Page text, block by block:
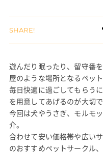
遊んだり眠ったり、留守番
屋のような場所となるペット
毎日快適に過ごしてもらう
を用意してあげるのが大切で
今回は犬やうさぎ、モルモ
介。
合わせて安い価格帯や広い
のおすすめペットサークル